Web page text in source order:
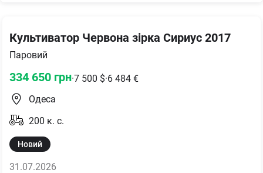
Культиватор Червона зірка Сириус 2017
Паровий
334 650 грн·7 500 $·6 484 €
Одеса
200 к. с.
Новий
31.07.2026